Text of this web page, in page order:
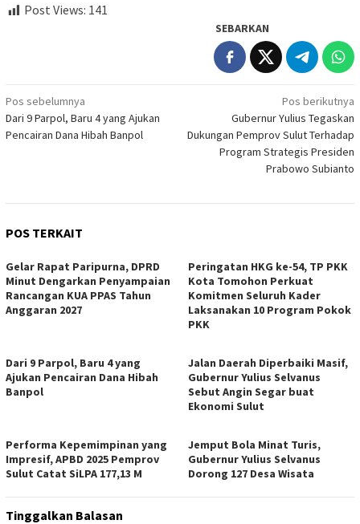
Post Views: 141
SEBARKAN
Navigasi
pos
Pos sebelumnya
Dari 9 Parpol, Baru 4 yang Ajukan
Pencairan Dana Hibah Banpol
Pos berikutnya
Gubernur Yulius Tegaskan
Dukungan Pemprov Sulut Terhadap
Program Strategis Presiden
Prabowo Subianto
POS TERKAIT
Gelar Rapat Paripurna, DPRD
Minut Dengarkan Penyampaian
Rancangan KUA PPAS Tahun
Anggaran 2027
Peringatan HKG ke-54, TP PKK
Kota Tomohon Perkuat
Komitmen Seluruh Kader
Laksanakan 10 Program Pokok
PKK
Dari 9 Parpol, Baru 4 yang
Ajukan Pencairan Dana Hibah
Banpol
Jalan Daerah Diperbaiki Masif,
Gubernur Yulius Selvanus
Sebut Angin Segar buat
Ekonomi Sulut
Performa Kepemimpinan yang
Impresif, APBD 2025 Pemprov
Sulut Catat SiLPA 177,13 M
Jemput Bola Minat Turis,
Gubernur Yulius Selvanus
Dorong 127 Desa Wisata
Tinggalkan Balasan